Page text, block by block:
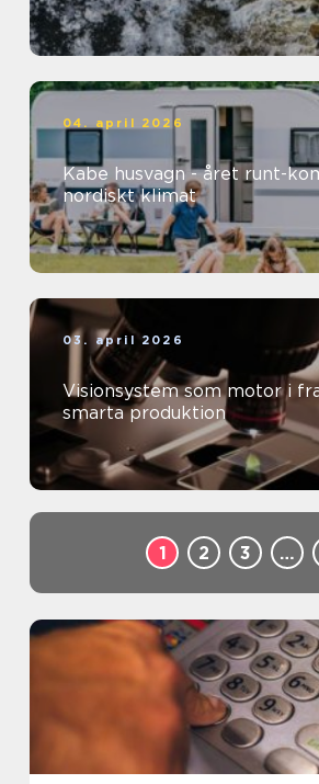
04. april 2026
Kabe husvagn - året runt-
nordiskt klimat
03. april 2026
Visionsystem som motor i
smarta produktion
1 2 3 …